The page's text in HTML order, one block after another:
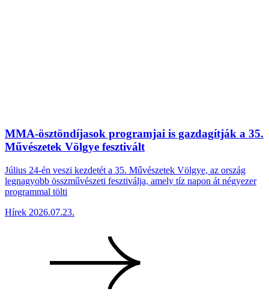
MMA-ösztöndíjasok programjai is gazdagítják a 35.
Művészetek Völgye fesztivált
Július 24-én veszi kezdetét a 35. Művészetek Völgye, az ország
legnagyobb összművészeti fesztiválja, amely tíz napon át négyezer
programmal tölti
Hírek 2026.07.23.